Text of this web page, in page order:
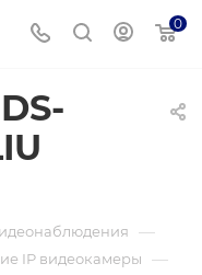
0
—
IP видеокамеры —